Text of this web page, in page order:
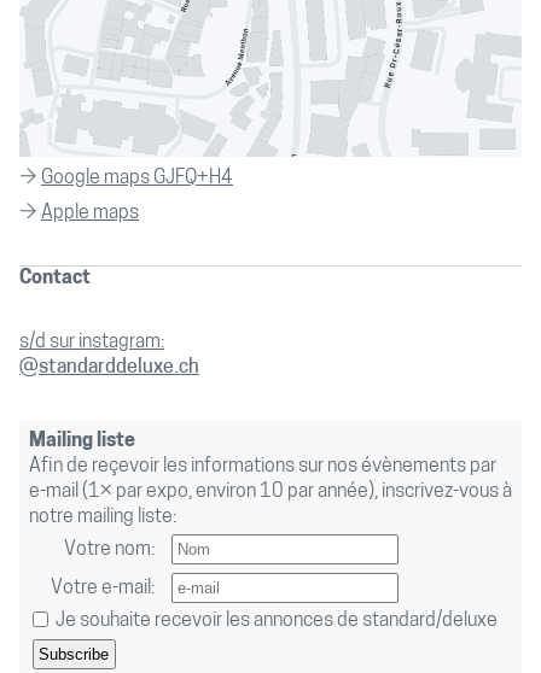
→ Google maps GJFQ+H4
→ Apple maps
Contact
s/d sur instagram:
@standarddeluxe.ch
Mailing liste
Afin de reçevoir les informations sur nos évènements par
e-mail (1× par expo, environ 10 par année), inscrivez-vous à
notre mailing liste:
Votre nom:
Votre e-mail:
Je souhaite recevoir les annonces de standard/deluxe
Subscribe